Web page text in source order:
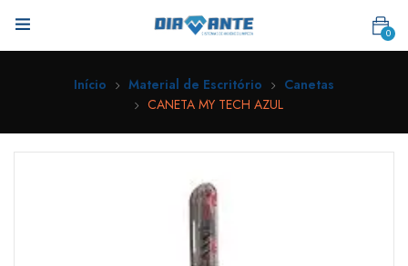
0
Início Material de Escritório
Canetas
CANETA MY TECH AZUL